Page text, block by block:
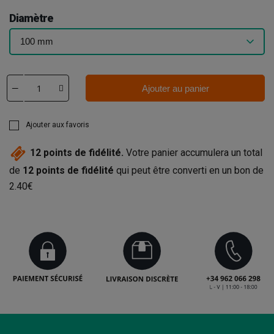
Diamètre
Ajouter au panier
Ajouter aux favoris
12 points de fidélité. Votre panier accumulera un total
de 12 points de fidélité qui peut être converti en un bon de
2.40€